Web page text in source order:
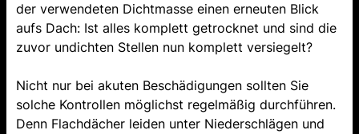
der verwendeten Dichtmasse einen erneuten Blick
aufs Dach: Ist alles komplett getrocknet und sind die
zuvor undichten Stellen nun komplett versiegelt?
Nicht nur bei akuten Beschädigungen sollten Sie
solche Kontrollen möglichst regelmäßig durchführen.
Denn Flachdächer leiden unter Niederschlägen und